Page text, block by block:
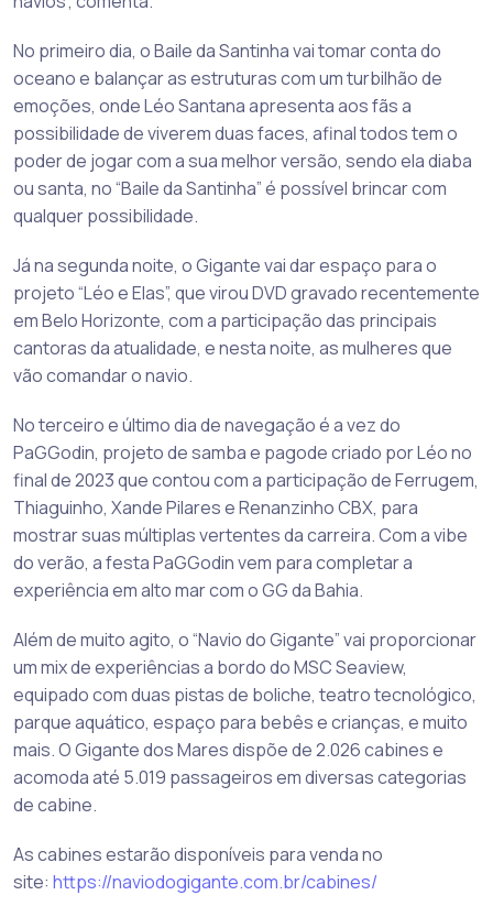
No primeiro dia, o Baile da Santinha vai tomar conta do
oceano e balançar as estruturas com um turbilhão de
emoções, onde Léo Santana apresenta aos fãs a
possibilidade de viverem duas faces, afinal todos tem o
poder de jogar com a sua melhor versão, sendo ela diaba
ou santa, no “Baile da Santinha” é possível brincar com
qualquer possibilidade.
Já na segunda noite, o Gigante vai dar espaço para o
projeto “Léo e Elas”, que virou DVD gravado recentemente
em Belo Horizonte, com a participação das principais
cantoras da atualidade, e nesta noite, as mulheres que
vão comandar o navio.
No terceiro e último dia de navegação é a vez do
PaGGodin, projeto de samba e pagode criado por Léo no
final de 2023 que contou com a participação de Ferrugem,
Thiaguinho, Xande Pilares e Renanzinho CBX, para
mostrar suas múltiplas vertentes da carreira. Com a vibe
do verão, a festa PaGGodin vem para completar a
experiência em alto mar com o GG da Bahia.
Além de muito agito, o “Navio do Gigante” vai proporcionar
um mix de experiências a bordo do MSC Seaview,
equipado com duas pistas de boliche, teatro tecnológico,
parque aquático, espaço para bebês e crianças, e muito
mais. O Gigante dos Mares dispõe de 2.026 cabines e
acomoda até 5.019 passageiros em diversas categorias
de cabine.
As cabines estarão disponíveis para venda no
site: https://naviodogigante.com.br/cabines/